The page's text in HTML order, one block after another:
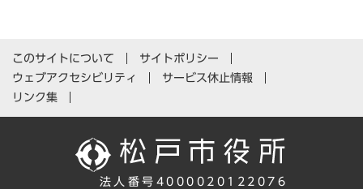
このサイトについて
サイトポリシー
ウェブアクセシビリティ
サービス休止情報
リンク集
法人番号4000020122076